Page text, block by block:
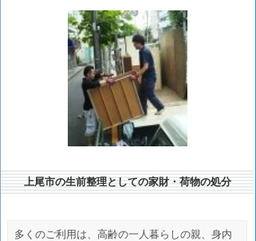
上尾市の生前整理としての家財・荷物の処分
多くのご利用は、高齢の一人暮らしの親、身内